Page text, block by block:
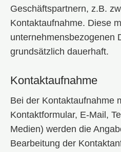
Geschäftspartnern, z.B.
Kontaktaufnahme. Diese
unternehmensbezogenen
grundsätzlich dauerhaft.
Kontaktaufnahme
Bei der Kontaktaufnahme
Kontaktformular, E-Mail,
Medien) werden die
Bearbeitung der